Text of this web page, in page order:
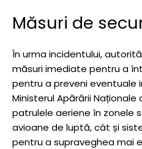
Măsuri de
În urma incidentului,
măsuri imediate pentru a
pentru a preveni eventuale
Ministerul Apărării
patrulele aeriene în zonele
avioane de luptă, cât și
pentru a supraveghea mai